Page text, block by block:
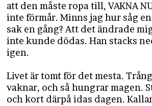
att den måste ropa till, VAKNA
inte förmår. Minns jag hur såg
sak en gång? Att det ändrade
inte kunde dödas. Han stacks
igen.
Livet är tomt för det mesta.
vaknar, och så hungrar magen.
och kort därpå idas dagen.